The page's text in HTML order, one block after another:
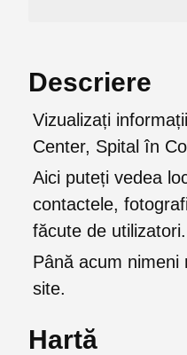
Descriere
Vizualizați
Center, Spital în
Aici puteți vedea
contactele,
făcute de utilizatori.
Până acum
site.
Hartă